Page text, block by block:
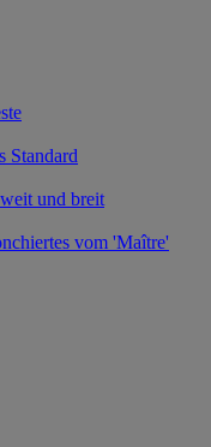
Standard
und breit
vom 'Maître'